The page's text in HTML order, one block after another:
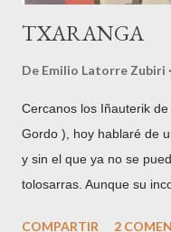
TXARANGA
De Emilio Latorre Zubiri
Cercanos los Iñauterik
Gordo ), hoy hablaré de
y sin el que ya no se
tolosarras. Aunque su
COMPARTIR 2